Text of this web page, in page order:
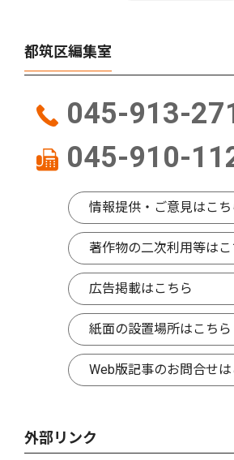
都筑区編集室
045-913-
045-910-
情報提供・ご意見はこち
著作物の二次利用等はこ
広告掲載はこちら
紙面の設置場所はこちら
Web版記事のお問合せは
外部リンク